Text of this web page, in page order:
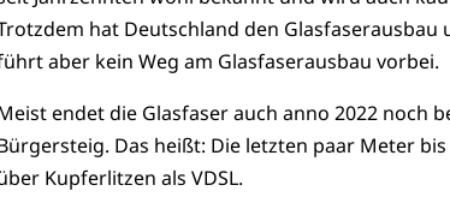
hat Deutschland den
aber kein Weg am Glasfaserausbau vorbei.
endet die Glasfaser auch anno 2022 noch
Das heißt: Die letzten paar Meter
Kupferlitzen als VDSL.